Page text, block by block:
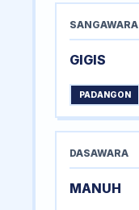
SANGAWARA
GIGIS
PADANGON
DASAWARA
MANUH